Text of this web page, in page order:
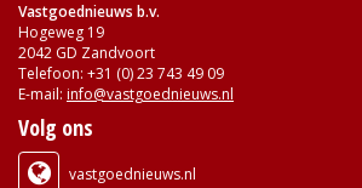
Vastgoednieuws b.v.
Hogeweg 19
2042 GD Zandvoort
Telefoon: +31 (0) 23 743 49 09
E-mail: info@vastgoednieuws.nl
Volg ons
vastgoednieuws.nl